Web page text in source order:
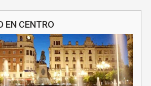
EN CENTRO